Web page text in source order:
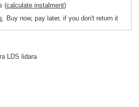
(calculate instalment)
. Buy now, pay later, if you don't return it
LDS lidara